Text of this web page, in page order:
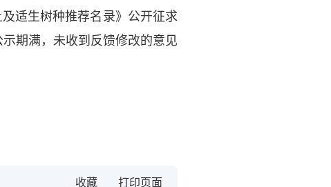
适生树种推荐名录》公开征求
期满，未收到反馈修改的意见
收藏